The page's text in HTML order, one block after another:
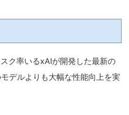
ク率いるxAIが開発した最新の
デルよりも大幅な性能向上を実